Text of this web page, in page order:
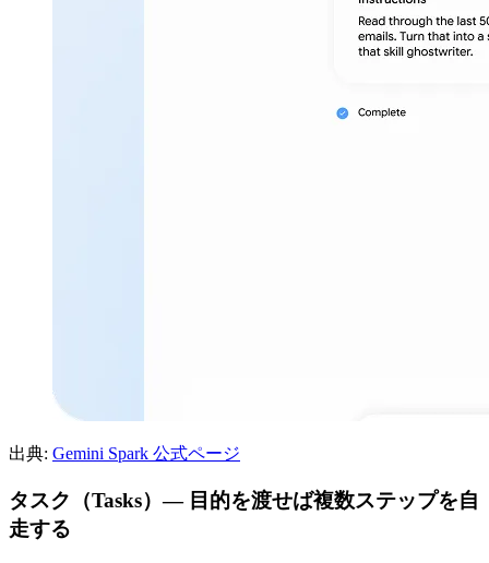
出典: Gemini Spark 公式ページ
タスク（Tasks）— 目的を渡せば複数ステップを自
走する